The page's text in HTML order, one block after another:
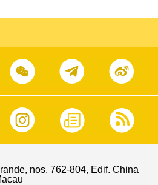
nos. 762-804, Edif. China